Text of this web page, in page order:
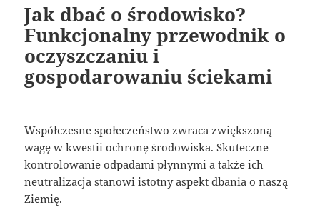
Jak dbać o środowisko?
Funkcjonalny przewodnik o
oczyszczaniu i
gospodarowaniu ściekami
Współczesne społeczeństwo zwraca zwiększoną
wagę w kwestii ochronę środowiska. Skuteczne
kontrolowanie odpadami płynnymi a także ich
neutralizacja stanowi istotny aspekt dbania o naszą
Ziemię.